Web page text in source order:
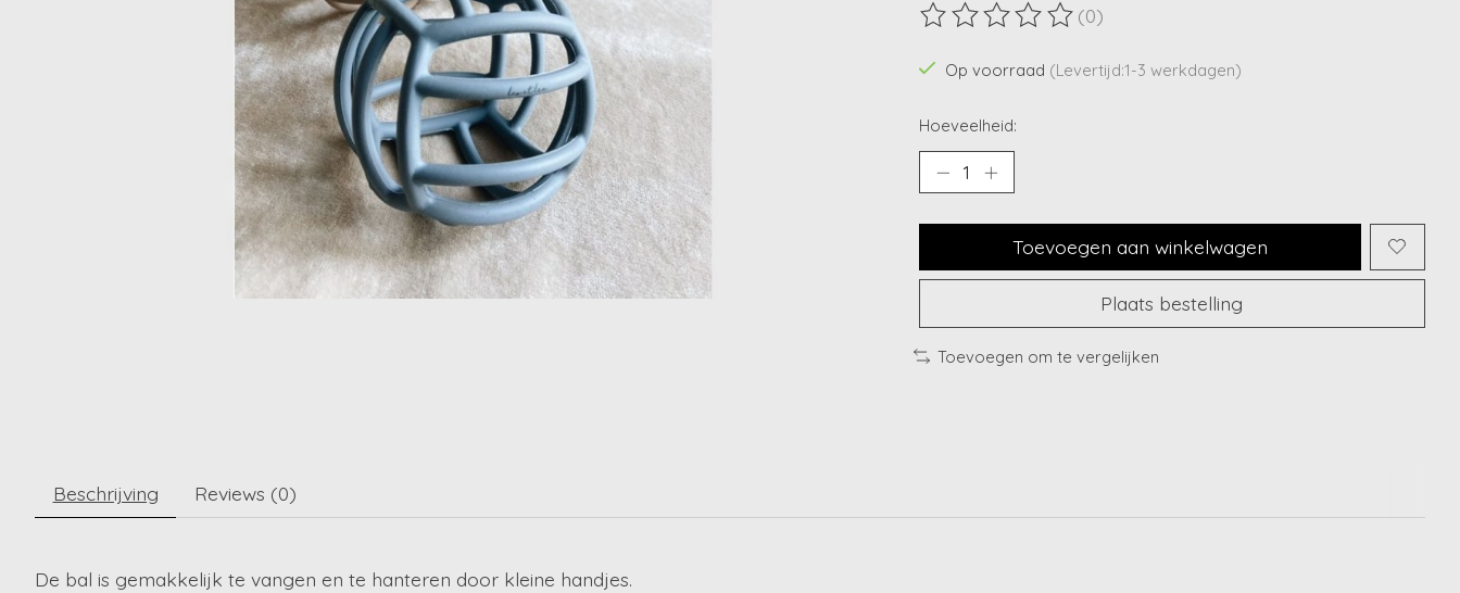
De beoordeling van dit product is
(0)
Op voorraad (Levertijd:1-3 werkdagen)
Hoeveelheid:
Toevoegen aan winkelwagen
Plaats bestelling
Toevoegen om te vergelijken
Beschrijving Reviews (0)
De bal is gemakkelijk te vangen en te hanteren door kleine handjes.